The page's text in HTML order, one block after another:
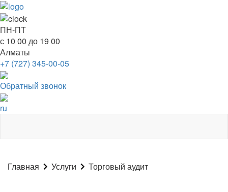
ПН-ПТ
с 10 00 до 19 00
Алматы
+7 (727) 345-00-05
Обратный звонок
ru
Главная Услуги Торговый аудит